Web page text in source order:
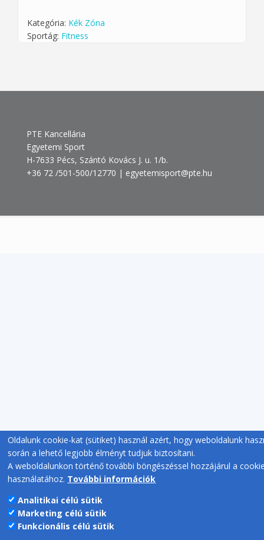
Kategória: Kék Zóna
Sportág: Fitness
PTE Kancellária
Egyetemi Sport
H-7633 Pécs, Szántó Kovács J. u. 1/b.
+36 72 /501-500/12770 | egyetemisport@pte.hu
Oldalunk cookie-kat (sütiket) használ azért, hogy weboldalunk
során a lehető legjobb élményt tudjuk biztosítani.
A weboldalunkon történő további böngészéssel hozzájárul a
használatához. További információk
Analitikai célú sütik
Marketing célú sütik
Funkcionális célú sütik